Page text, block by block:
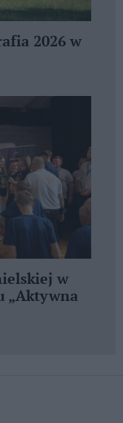
2026 w
w
„Aktywna